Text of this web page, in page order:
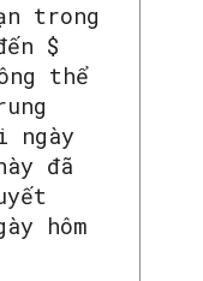
trong
$
thể
ngày
đã
hôm